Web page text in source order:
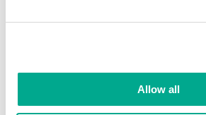
Allow all